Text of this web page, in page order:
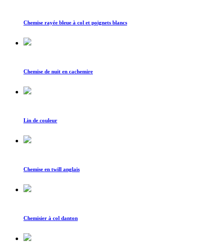
Chemise rayée bleue à col et poignets blancs
Chemise de nuit en cachemire
Lin de couleur
Chemise en twill anglais
Chemisier à col danton